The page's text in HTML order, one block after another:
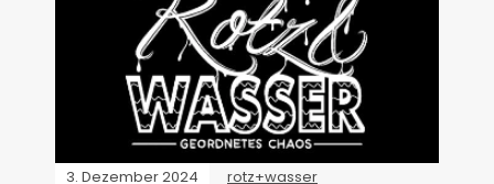
3. Dezember 2024 rotz+wasser